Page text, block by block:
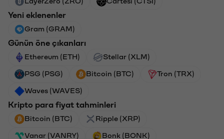
Yeni eklenenler
Gram (GRAM)
Günün öne çıkanları
Ethereum (ETH) Stellar (XLM)
PSG (PSG) Bitcoin (BTC) Tron (TRX)
Waves (WAVES)
Kripto para fiyat tahminleri
Bitcoin (BTC) Ripple (XRP)
Vanar (VANRY) Bonk (BONK)